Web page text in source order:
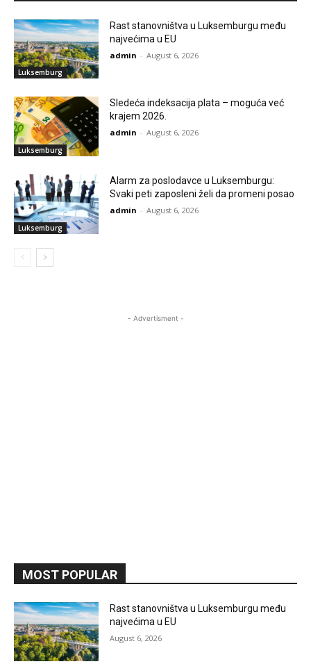
Luksemburg
Rast stanovništva u Luksemburgu među
najvećima u EU
admin - August 6, 2026
Luksemburg
Sledeća indeksacija plata – moguća već
krajem 2026.
admin - August 6, 2026
Luksemburg
Alarm za poslodavce u Luksemburgu:
Svaki peti zaposleni želi da promeni posao
admin - August 6, 2026
- Advertisment -
MOST POPULAR
Rast stanovništva u Luksemburgu među
najvećima u EU
August 6, 2026